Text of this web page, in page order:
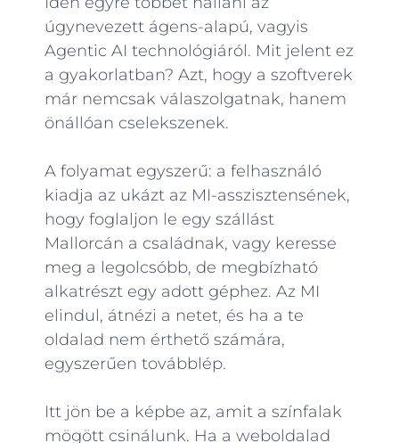
úgynevezett ágens-alapú, vagyis
Agentic AI technológiáról. Mit jelent ez
a gyakorlatban? Azt, hogy a szoftverek
már nemcsak válaszolgatnak, hanem
önállóan cselekszenek.
A folyamat egyszerű: a felhasználó
kiadja az ukázt az MI-asszisztensének,
hogy foglaljon le egy szállást
Mallorcán a családnak, vagy keresse
meg a legolcsóbb, de megbízható
alkatrészt egy adott géphez. Az MI
elindul, átnézi a netet, és ha a te
oldalad nem érthető számára,
egyszerűen továbblép.
Itt jön be a képbe az, amit a színfalak
mögött csinálunk. Ha a weboldalad